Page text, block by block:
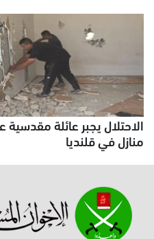
منازل في قلنديا